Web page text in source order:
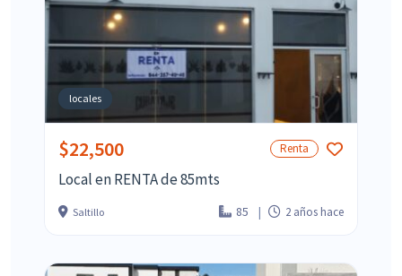
locales
$22,500 Renta
Local en RENTA de 85mts
Saltillo 85 2 años hace